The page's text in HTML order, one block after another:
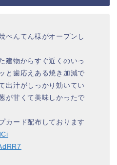
べんてん様がオープンし
建物からすぐ近くのいっ
と歯応えある焼き加減で
出汁がしっかり効いてい
が甘くて美味しかったで
カード配布しております